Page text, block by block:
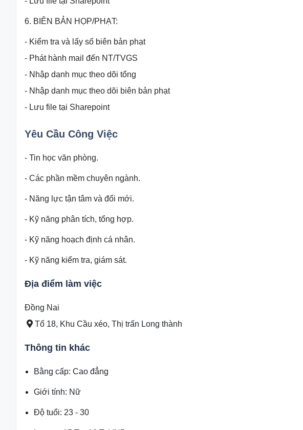
6. BIÊN BẢN HỌP/PHẠT:
- Kiểm tra và lấy số biên bản phạt
- Phát hành mail đến NT/TVGS
- Nhập danh mục theo dõi tổng
- Nhập danh mục theo dõi biên bản phạt
- Lưu file tại Sharepoint
Yêu Cầu Công Việc
- Tin học văn phòng.
- Các phần mềm chuyên ngành.
- Năng lực tận tâm và đổi mới.
- Kỹ năng phân tích, tổng hợp.
- Kỹ năng hoạch định cá nhân.
- Kỹ năng kiểm tra, giám sát.
Địa điểm làm việc
Đồng Nai
Tổ 18, Khu Cầu xéo, Thị trấn Long thành
Thông tin khác
Bằng cấp: Cao đẳng
Giới tính: Nữ
Độ tuổi: 23 - 30